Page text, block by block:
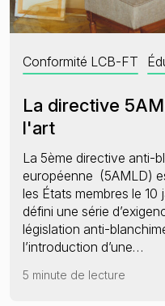
Conformité LCB-FT
La directive
l'art
La 5ème directive anti-
européenne (5AMLD)
les États membres le
défini une série
législation anti-
l’introduction d’une…
5 minute de lecture